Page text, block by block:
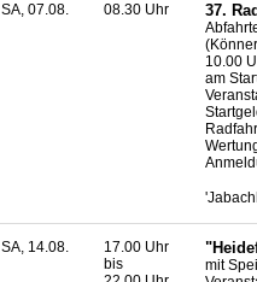
SA, 07.08. 08.30 Uhr 37.
10.00
am
SA, 14.08.
17.00 Uhr
bis
mit